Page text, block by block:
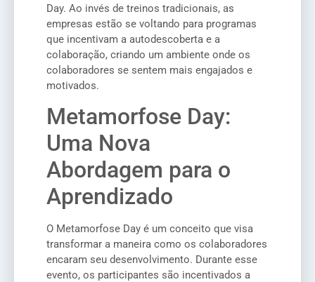
Day. Ao invés de treinos tradicionais, as
empresas estão se voltando para programas
que incentivam a autodescoberta e a
colaboração, criando um ambiente onde os
colaboradores se sentem mais engajados e
motivados.
Metamorfose Day:
Uma Nova
Abordagem para o
Aprendizado
O Metamorfose Day é um conceito que visa
transformar a maneira como os colaboradores
encaram seu desenvolvimento. Durante esse
evento, os participantes são incentivados a